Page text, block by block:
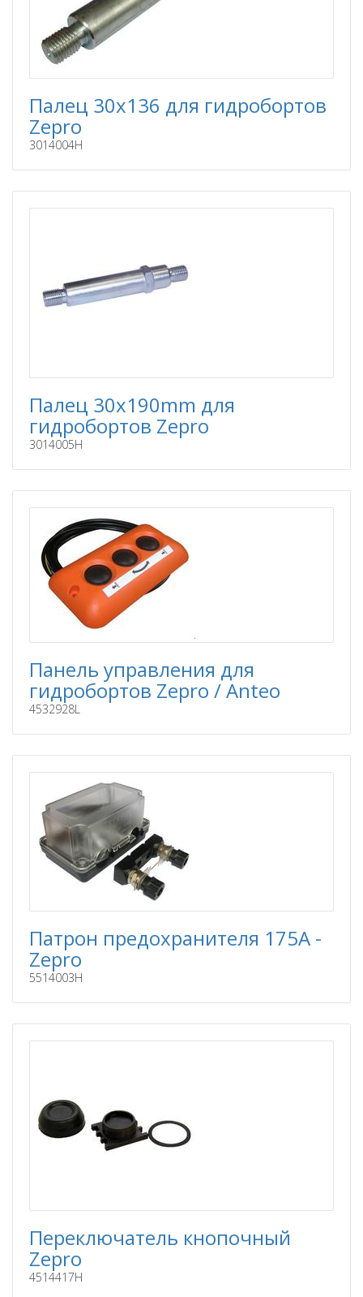
Палец 30x136 для гидробортов
Zepro
3014004H
Палец 30x190mm для
гидробортов Zepro
3014005H
Панель управления для
гидробортов Zepro / Anteo
4532928L
Патрон предохранителя 175A -
Zepro
5514003H
Переключатель кнопочный
Zepro
4514417H